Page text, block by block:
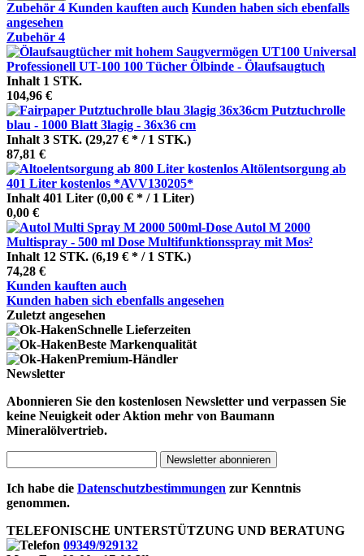
Zubehör 4 Kunden kauften auch Kunden haben sich ebenfalls
angesehen
Zubehör 4
Universal
Professionell UT-100 100 Tücher Ölbinde - Ölaufsaugtuch
Inhalt 1 STK.
104,96 €
Putztuchrolle
blau - 1000 Blatt 3lagig - 36x36 cm
Inhalt 3 STK. (29,27 € * / 1 STK.)
87,81 €
Altölentsorgung ab
401 Liter kostenlos *AVV130205*
Inhalt 401 Liter (0,00 € * / 1 Liter)
0,00 €
Autol M 2000
Multispray - 500 ml Dose Multifunktionsspray mit Mos²
Inhalt 12 STK. (6,19 € * / 1 STK.)
74,28 €
Kunden kauften auch
Kunden haben sich ebenfalls angesehen
Zuletzt angesehen
Schnelle Lieferzeiten
Beste Markenqualität
Premium-Händler
Newsletter
Abonnieren Sie den kostenlosen Newsletter und verpassen Sie
keine Neuigkeit oder Aktion mehr von Baumann
Mineralölvertrieb.
Newsletter abonnieren
Ich habe die Datenschutzbestimmungen zur Kenntnis
genommen.
TELEFONISCHE UNTERSTÜTZUNG UND BERATUNG
09349/929132